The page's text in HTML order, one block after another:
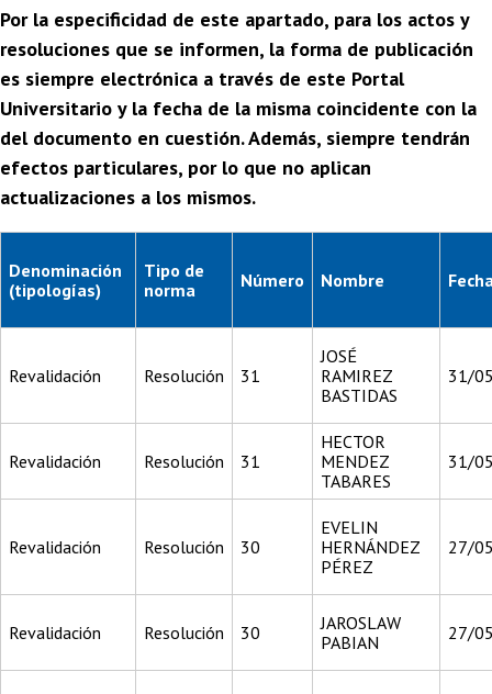
Egresadas/os
Por la especificidad de este apartado, para los actos y
resoluciones que se informen, la forma de publicación
es siempre electrónica a través de este Portal
Universitario y la fecha de la misma coincidente con la
del documento en cuestión. Además, siempre tendrán
efectos particulares, por lo que no aplican
actualizaciones a los mismos.
Denominación
(tipologías)
Tipo de
norma
Número Nombre
Revalidación Resolución 31
JOSÉ
RAMIREZ
BASTIDAS
31/
Revalidación Resolución 31
HECTOR
MENDEZ
TABARES
31/
Revalidación Resolución 30
EVELIN
HERNÁNDEZ
PÉREZ
27/
Revalidación Resolución 30
JAROSLAW
PABIAN
27/